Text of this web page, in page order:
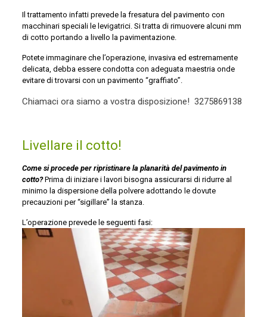
Il trattamento infatti prevede la fresatura del pavimento con
macchinari speciali le levigatrici. Si tratta di rimuovere alcuni mm
di cotto portando a livello la pavimentazione.
Potete immaginare che l’operazione, invasiva ed estremamente
delicata, debba essere condotta con adeguata maestria onde
evitare di trovarsi con un pavimento “graffiato”.
Chiamaci ora siamo a vostra disposizione! 3275869138
Livellare il cotto!
Come si procede per ripristinare la planarità del pavimento in
cotto?Prima di iniziare i lavori bisogna assicurarsi di ridurre al
minimo la dispersione della polvere adottando le dovute
precauzioni per “sigillare” la stanza.
L’operazione prevede le seguenti fasi: